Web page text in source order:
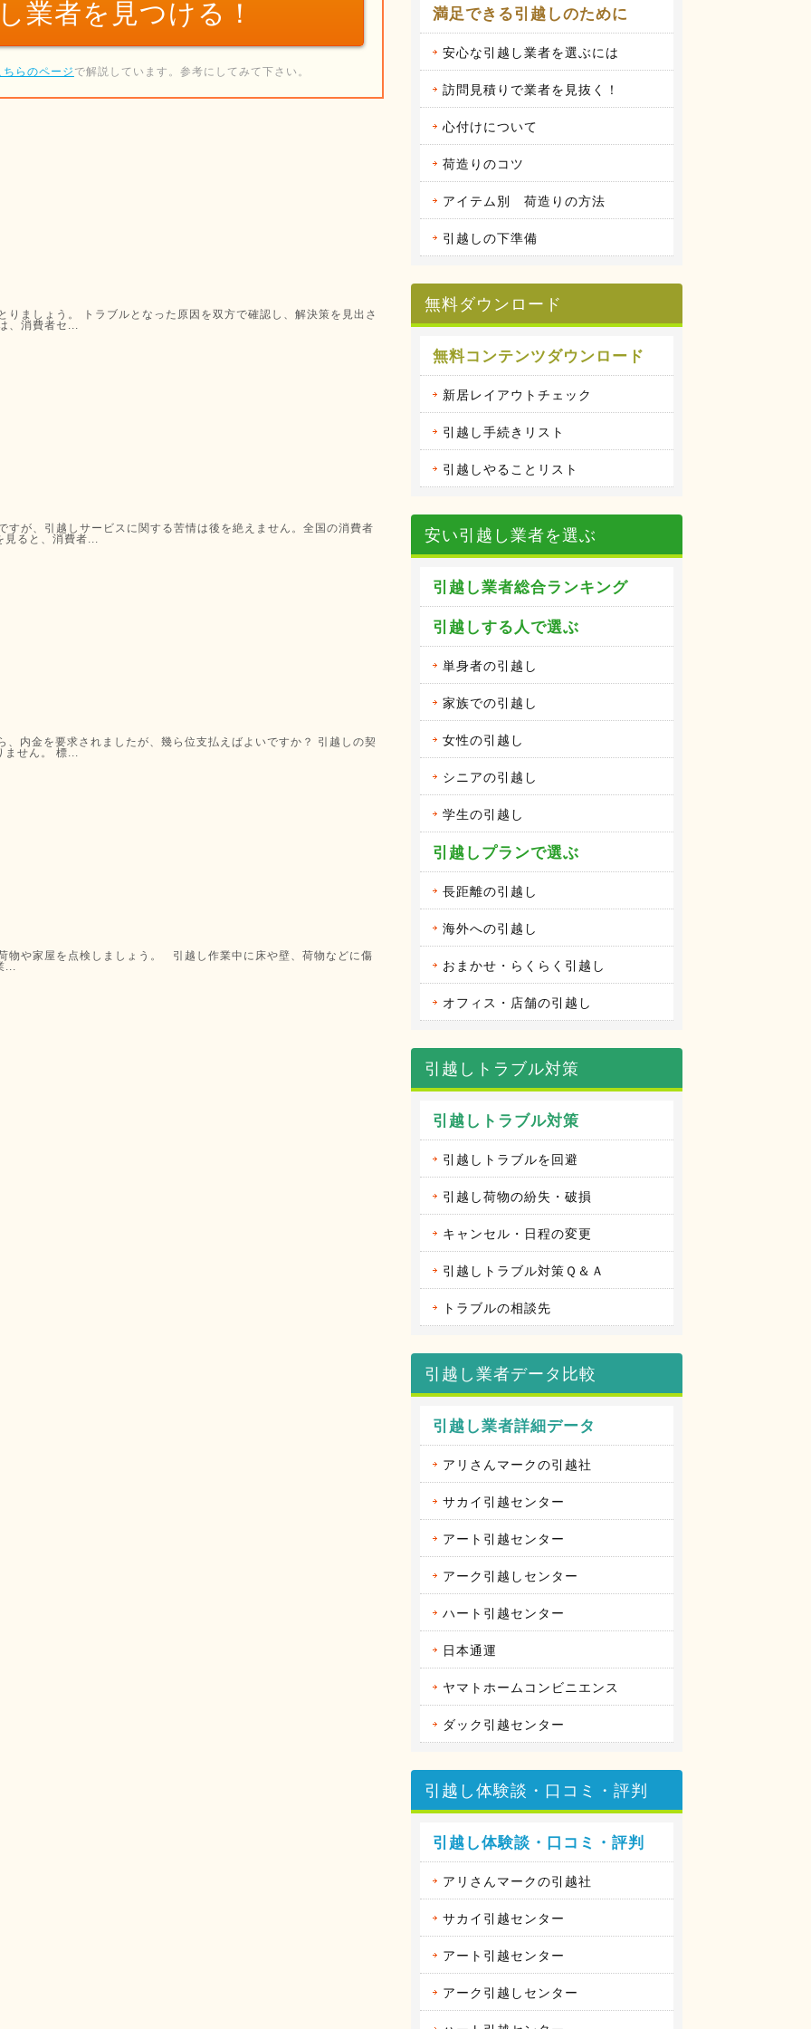
業者を 見つける！
ちらのページ で解説しています。参考にしてみて下さい。
ましょう。 トラブルとなった原因を双方で確認し、解決策を見出さ
、消費者セ...
が、引越しサービスに関する苦情は後を絶えません。全国の消費者
見ると、消費者...
内金を要求されましたが、幾ら位支払えばよいですか？ 引越しの契
ません。 標...
物や家屋を点検しましょう。 引越し作業中に床や壁、荷物などに傷
...
満足できる引越しのために
安心な引越し業者を選ぶには
訪問見積りで業者を見抜く！
心付けについて
荷造りのコツ
アイテム別 荷造りの方法
引越しの下準備
無料ダウンロード
無料コンテンツダウンロード
新居レイアウトチェック
引越し手続きリスト
引越しやることリスト
安い引越し業者を選ぶ
引越し業者総合ランキング
引越しする人で選ぶ
単身者の引越し
家族での引越し
女性の引越し
シニアの引越し
学生の引越し
引越しプランで選ぶ
長距離の引越し
海外への引越し
おまかせ・らくらく引越し
オフィス・店舗の引越し
引越しトラブル対策
引越しトラブル対策
引越しトラブルを回避
引越し荷物の紛失・破損
キャンセル・日程の変更
引越しトラブル対策Ｑ＆Ａ
トラブルの相談先
引越し業者データ比較
引越し業者詳細データ
アリさんマークの引越社
サカイ引越センター
アート引越センター
アーク引越しセンター
ハート引越センター
日本通運
ヤマトホームコンビニエンス
ダック引越センター
引越し体験談・口コミ・評判
引越し体験談・口コミ・評判
アリさんマークの引越社
サカイ引越センター
アート引越センター
アーク引越しセンター